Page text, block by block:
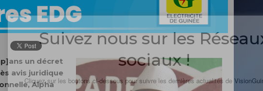
un décret
avis juridique
Alpha
Suivez nous sur les
sociaux !
Cliquez sur les boutons ci-dessous pour suivre les dernières actualités de